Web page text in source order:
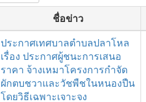
ชื่อข่าว
ประกาศเทศบาลตำบลปลาโหล
เรื่อง ประกาศผู้ชนะการเสนอ
ราคา จ้างเหมาโครงการกำจัด
ผักตบชวาและวัชพืชในหนองปืน
โดยวิธีเฉพาะเจาะจง